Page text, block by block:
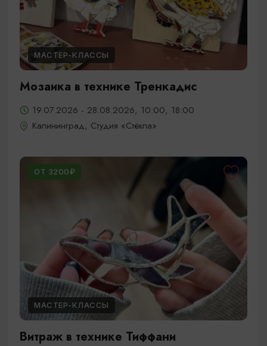
МАСТЕР-КЛАССЫ
Мозаика в технике Тренкадис
19.07.2026 - 28.08.2026, 10:00, 18:00
Калининград, Студия «Стёкла»
ОТ 3200₽
МАСТЕР-КЛАССЫ
Витраж в технике Тиффани